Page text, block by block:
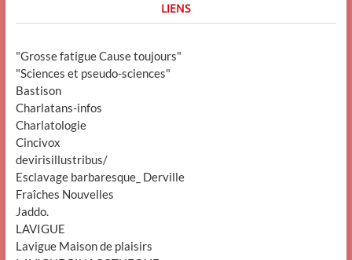
LIENS
"Grosse fatigue Cause toujours"
"Sciences et pseudo-sciences"
Bastison
Charlatans-infos
Charlatologie
Cincivox
devirisillustribus/
Esclavage barbaresque_ Derville
Fraîches Nouvelles
Jaddo.
LAVIGUE
Lavigue Maison de plaisirs